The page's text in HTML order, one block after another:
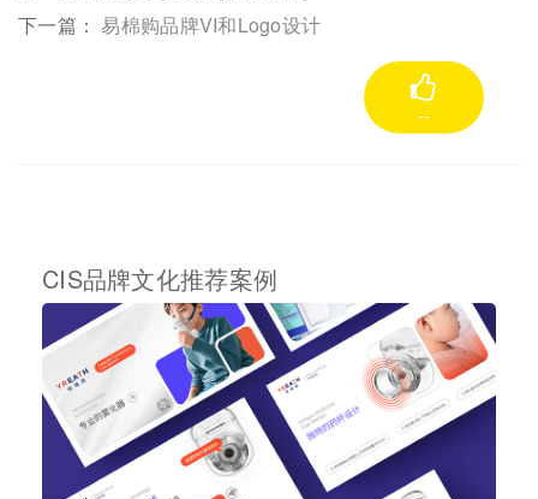
下一篇：易棉购品牌VI和Logo设计
--
CIS品牌文化推荐案例